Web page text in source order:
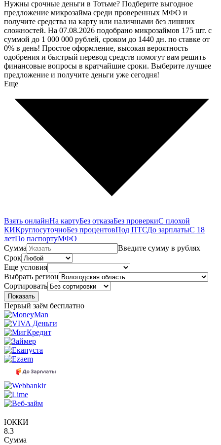
Нужны срочные деньги в Тотьме? Подберите выгодное
предложение микрозайма среди проверенных МФО и
получите средства на карту или наличными без лишних
сложностей. На 07.08.2026 подобрано микрозаймов 175 шт. с
суммой до 1 000 000 рублей, сроком до 1440 дн. по ставке от
0% в день! Простое оформление, высокая вероятность
одобрения и быстрый перевод средств помогут вам решить
финансовые вопросы в кратчайшие сроки. Выберите лучшее
предложение и получите деньги уже сегодня!
Еще
Взять онлайнНа картуБез отказаБез проверкиС плохой
КИКруглосуточноБез процентовПод ПТСДо зарплатыС 18
летПо паспортуМФО
Сумма
Введите сумму в рублях
Срок
Еще условия
Выбрать регион
Сортировать
Показать
Первый заём бесплатно
ЮККИ
8.3
Сумма